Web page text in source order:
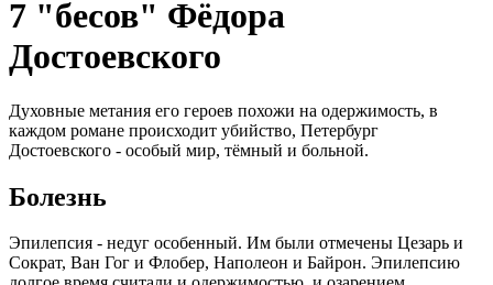
7 "бесов" Фёдора
Достоевского
Духовные метания его героев похожи на одержимость, в
каждом романе происходит убийство, Петербург
Достоевского - особый мир, тёмный и больной.
Болезнь
Эпилепсия - недуг особенный. Им были отмечены Цезарь и
Сократ, Ван Гог и Флобер, Наполеон и Байрон. Эпилепсию